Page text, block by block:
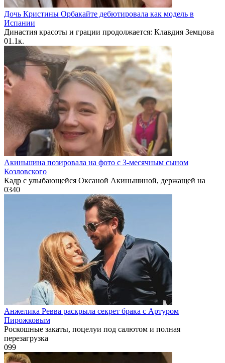
Дочь Кристины Орбакайте дебютировала как модель в
Испании
Династия красоты и грации продолжается: Клавдия Земцова
01.1к.
Акиньшина позировала на фото с 3-месячным сыном
Козловского
Кадр с улыбающейся Оксаной Акиньшиной, держащей на
0340
Анжелика Ревва раскрыла секрет брака с Артуром
Пирожковым
Роскошные закаты, поцелуи под салютом и полная
перезагрузка
099